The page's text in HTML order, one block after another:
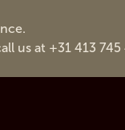
us at +31 413 745